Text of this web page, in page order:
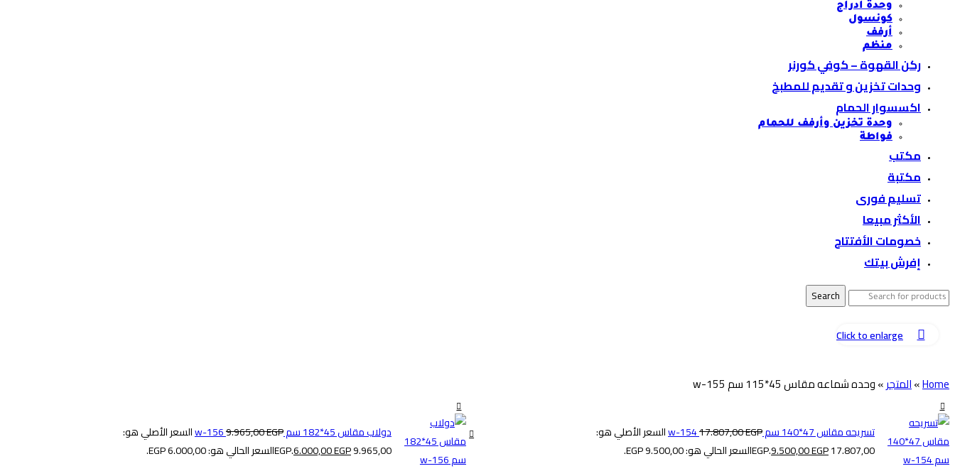
وحدة ادراج
كونسول
أرفف
منظم
ركن القهوة – كوفي كورنر
وحدات تخزين و تقديم للمطبخ
اكسسوار الحمام
وحدة تخزين وأرفف للحمام
فواطة
مكتب
مكتبة
تسليم فورى
الأكثر مبيعا
خصومات الأفتتاح
إفرش بيتك
Search
Click to enlarge
Home
»المتجر»وحده شماعه مقاس 45*115 سم w-155
تسريحه مقاس 47*140 سم w-154 17.807,00EGP
السعر الأصلي هو:
17.807,00 EGP.
9.500,00EGP السعر الحالي هو: 9.500,00 EGP.
دولاب مقاس 45*182 سم w-156 9.965,00EGP
السعر الأصلي هو:
9.965,00 EGP.
6.000,00EGP السعر الحالي هو: 6.000,00 EGP.